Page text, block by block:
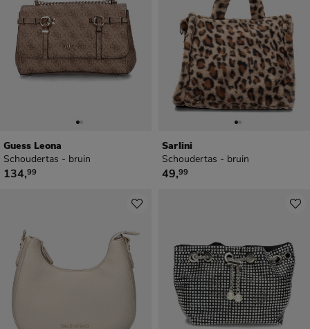
Guess Leona
Schoudertas - bruin
€ 134,99
134,99
Sarlini
Schoudertas - bruin
€ 49,99
49,99